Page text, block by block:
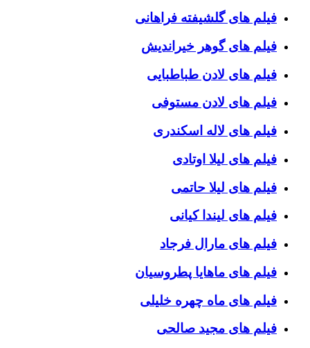
فیلم های گلشیفته فراهانی
فیلم های گوهر خیراندیش
فیلم های لادن طباطبایی
فیلم های لادن مستوفی
فیلم های لاله اسکندری
فیلم های لیلا اوتادی
فیلم های لیلا حاتمی
فیلم های لیندا کیانی
فیلم های مارال فرجاد
فیلم های ماهایا پطروسیان
فیلم های ماه چهره خلیلی
فیلم های مجید صالحی